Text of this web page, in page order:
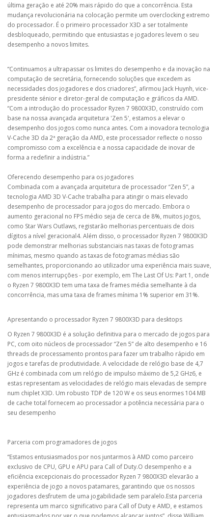
última geração e até 20% mais rápido do que a concorrência. Esta
mudança revolucionária na colocação permite um overclocking extremo
do processador. É o primeiro processador X3D a ser totalmente
desbloqueado, permitindo que entusiastas e jogadores levem o seu
desempenho a novos limites.
“Continuamos a ultrapassar os limites do desempenho e da inovação na
computação de secretária, fornecendo soluções que excedem as
necessidades dos jogadores e dos criadores”, afirmou Jack Huynh, vice-
presidente sénior e diretor-geral de computação e gráficos da AMD.
“Com a introdução do processador Ryzen 7 9800X3D, construído com
base na nossa avançada arquitetura 'Zen 5', estamos a elevar o
desempenho dos jogos como nunca antes. Com a inovadora tecnologia
V-Cache 3D da 2ª geração da AMD, este processador reflecte o nosso
compromisso com a excelência e a nossa capacidade de inovar de
forma a redefinir a indústria.”
Oferecendo desempenho para os jogadores
Combinada com a avançada arquitetura de processador “Zen 5”, a
tecnologia AMD 3D V-Cache trabalha para atingir o mais elevado
desempenho de processador para jogos do mercado. Embora o
aumento geracional no FPS médio seja de cerca de 8%, muitos jogos,
como Star Wars Outlaws, registarão melhorias percentuais de dois
dígitos a nível geracional4. Além disso, o processador Ryzen 7 9800X3D
pode demonstrar melhorias substanciais nas taxas de fotogramas
mínimas, mesmo quando as taxas de fotogramas médias são
semelhantes, proporcionando ao utilizador uma experiência mais suave,
com menos interrupções - por exemplo, em The Last Of Us: Part 1, onde
o Ryzen 7 9800X3D tem uma taxa de frames média semelhante à da
concorrência, mas uma taxa de frames mínima 1% superior em 31%.
Apresentando o processador Ryzen 7 9800X3D para desktops
O Ryzen 7 9800X3D é a solução definitiva para o mercado de jogos para
PC, com oito núcleos de processador “Zen 5” de alto desempenho e 16
threads de processamento prontos para fazer um trabalho rápido em
jogos e tarefas de produtividade. A velocidade de relógio base de 4,7
GHz é combinada com um relógio de impulso máximo de 5,2 GHz6, e
estas representam as velocidades de relógio mais elevadas de sempre
num chiplet X3D. Um robusto TDP de 120 W e os seus enormes 104 MB
de cache total fornecem ao processador a potência necessária para o
seu desempenho
Parceria com programadores de jogos
“Estamos entusiasmados por nos juntarmos à AMD como parceiro
exclusivo de CPU, GPU e APU para Call of Duty.O desempenho e a
eficiência excepcionais do processador Ryzen 7 9800X3D elevarão a
experiência de jogo a novos patamares, garantindo que os nossos
jogadores desfrutem de uma jogabilidade sem paralelo.Esta parceria
representa um marco significativo para Call of Duty e AMD, e estamos